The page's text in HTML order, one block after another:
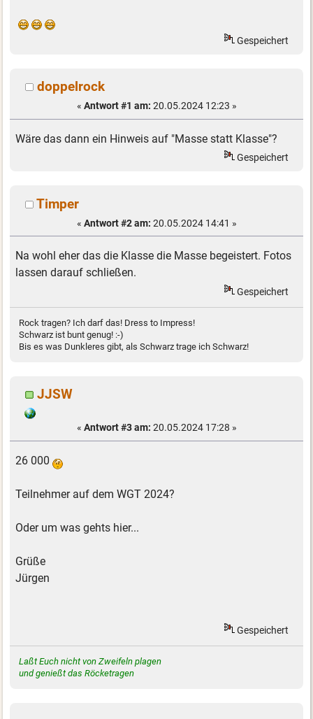
Gespeichert
doppelrock
« Antwort #1 am: 20.05.2024 12:23 »
Wäre das dann ein Hinweis auf "Masse statt Klasse"?
Gespeichert
Timper
« Antwort #2 am: 20.05.2024 14:41 »
Na wohl eher das die Klasse die Masse begeistert. Fotos
lassen darauf schließen.
Gespeichert
Rock tragen? Ich darf das! Dress to Impress!
Schwarz ist bunt genug! :-)
Bis es was Dunkleres gibt, als Schwarz trage ich Schwarz!
JJSW
« Antwort #3 am: 20.05.2024 17:28 »
26 000
Teilnehmer auf dem WGT 2024?
Oder um was gehts hier...
Grüße
Jürgen
Gespeichert
Laßt Euch nicht von Zweifeln plagen
und genießt das Röcketragen